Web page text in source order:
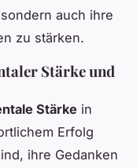
auch ihre
zu stärken.
Stärke und
Stärke in
Erfolg
ihre Gedanken